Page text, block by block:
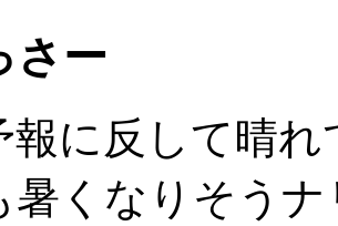
さー
報に反して晴れ
暑くなりそう